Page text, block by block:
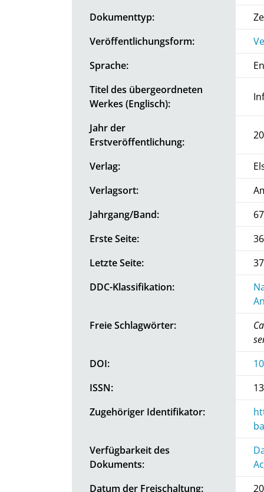
Dokumenttyp:
Veröffentlichungsform:
Sprache:
Titel des übergeordneten
Werkes (Englisch):
Jahr der
Erstveröffentlichung:
Verlag:
Verlagsort:
Jahrgang/Band:
67
Erste Seite:
Letzte Seite:
DDC-Klassifikation:
Freie Schlagwörter:
DOI:
ISSN:
Zugehöriger Identifikator:
Verfügbarkeit des
Dokuments:
Datum der Freischaltung: